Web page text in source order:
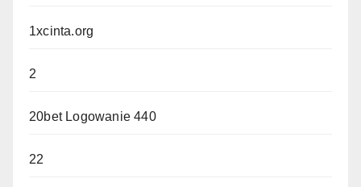
1xcinta.org
2
20bet Logowanie 440
22